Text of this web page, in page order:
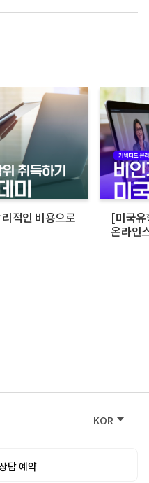
적인 비용으로
[미국유
온라인
KOR
담 예약